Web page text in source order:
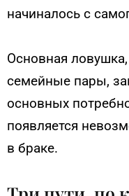
начиналось с
Основная
семейные пары,
основных
появляется
в браке.